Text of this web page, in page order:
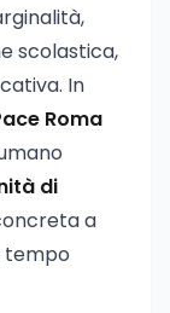
scolastica,
In
Roma
di
a
tempo